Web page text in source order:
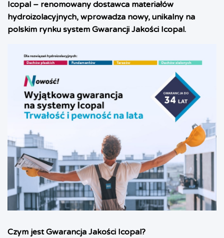
Icopal – renomowany dostawca materiałów
hydroizolacyjnych, wprowadza nowy, unikalny na
polskim rynku system Gwarancji Jakości Icopal.
Czym jest Gwarancja Jakości Icopal?